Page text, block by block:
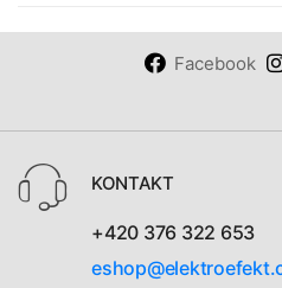
Facebook
KONTAKT
+420 376 322 653